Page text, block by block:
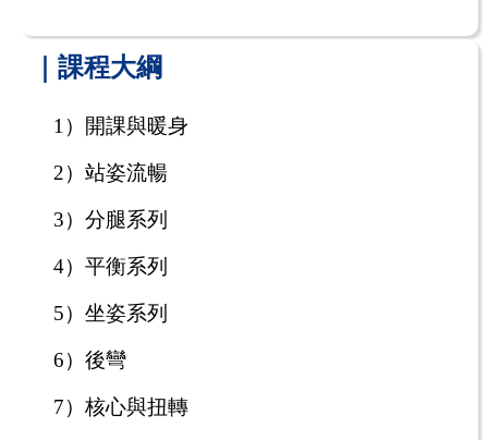
｜課程大綱
1 ）開課與暖身
2）站姿流暢
3）分腿系列
4）平衡系列
5）坐姿系列
6）後彎
7）核心與扭轉